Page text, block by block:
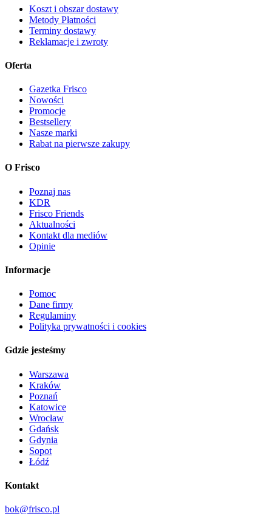
Koszt i obszar dostawy
Metody Płatności
Terminy dostawy
Reklamacje i zwroty
Oferta
Gazetka Frisco
Nowości
Promocje
Bestsellery
Nasze marki
Rabat na pierwsze zakupy
O Frisco
Poznaj nas
KDR
Frisco Friends
Aktualności
Kontakt dla mediów
Opinie
Informacje
Pomoc
Dane firmy
Regulaminy
Polityka prywatności i cookies
Gdzie jesteśmy
Warszawa
Kraków
Poznań
Katowice
Wrocław
Gdańsk
Gdynia
Sopot
Łódź
Kontakt
bok@frisco.pl